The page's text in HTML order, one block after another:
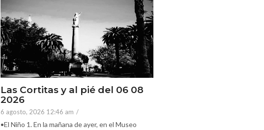
Las Cortitas y al pié del 06 08
2026
6 agosto, 2026 12:46 am /
•El Niño 1. En la mañana de ayer, en el Museo